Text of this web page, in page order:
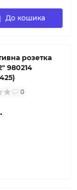
До кошика
розетка
980214
0